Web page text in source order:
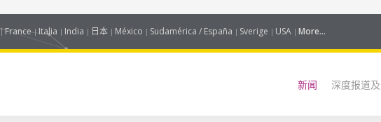
France Italia India 日本 México Sudamérica / España Sverige USA More...
新闻 深度报道